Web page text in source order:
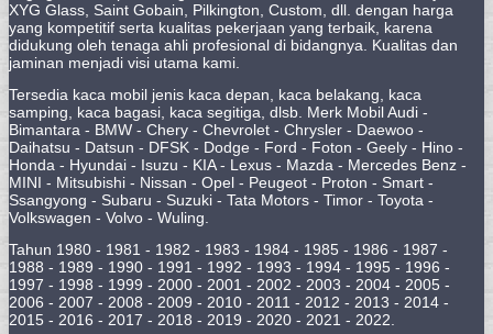
XYG Glass, Saint Gobain, Pilkington, Custom, dll. dengan harga
yang kompetitif serta kualitas pekerjaan yang terbaik, karena
didukung oleh tenaga ahli profesional di bidangnya. Kualitas dan
jaminan menjadi visi utama kami.
Tersedia kaca mobil jenis kaca depan, kaca belakang, kaca
samping, kaca bagasi, kaca segitiga, dlsb. Merk Mobil Audi -
Bimantara - BMW - Chery - Chevrolet - Chrysler - Daewoo -
Daihatsu - Datsun - DFSK - Dodge - Ford - Foton - Geely - Hino -
Honda - Hyundai - Isuzu - KIA - Lexus - Mazda - Mercedes Benz -
MINI - Mitsubishi - Nissan - Opel - Peugeot - Proton - Smart -
Ssangyong - Subaru - Suzuki - Tata Motors - Timor - Toyota -
Volkswagen - Volvo - Wuling.
Tahun 1980 - 1981 - 1982 - 1983 - 1984 - 1985 - 1986 - 1987 -
1988 - 1989 - 1990 - 1991 - 1992 - 1993 - 1994 - 1995 - 1996 -
1997 - 1998 - 1999 - 2000 - 2001 - 2002 - 2003 - 2004 - 2005 -
2006 - 2007 - 2008 - 2009 - 2010 - 2011 - 2012 - 2013 - 2014 -
2015 - 2016 - 2017 - 2018 - 2019 - 2020 - 2021 - 2022.